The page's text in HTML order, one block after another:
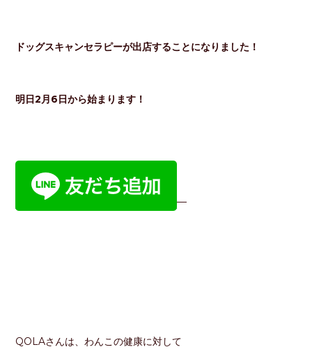
ドッグスキャンセラピーが出店することになりました！
明日2月6日から始まります！
—
QOLAさんは、わんこの健康に対して